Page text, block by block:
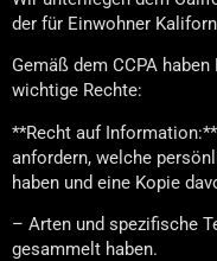
der für Einwohner
Gemäß dem CCPA
wichtige Rechte:
**Recht auf
anfordern, welche
haben und eine Kopie
– Arten und spezifische
gesammelt haben.